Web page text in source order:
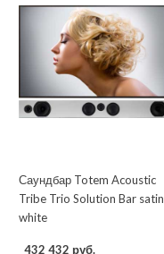
Саундбар Totem Acoustic
Tribe Trio Solution Bar satin
white
432 432 руб.